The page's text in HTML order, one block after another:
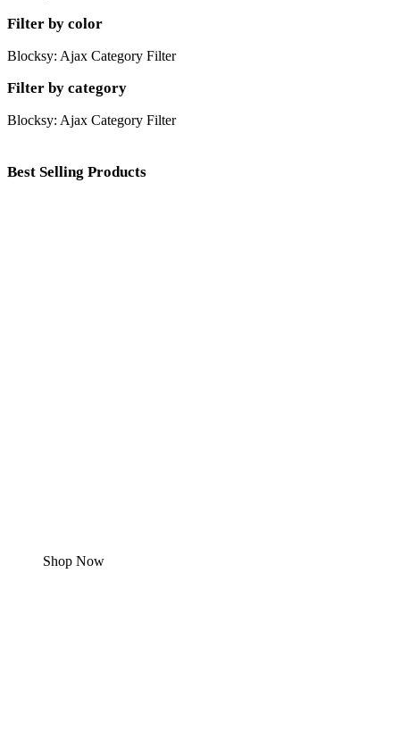
Filter by color
Blocksy: Ajax Category Filter
Filter by category
Blocksy: Ajax Category Filter
Best Selling Products
Shop Now